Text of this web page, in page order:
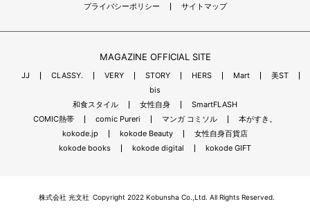
プライバシーポリシー
サイトマップ
MAGAZINE OFFICIAL SITE
JJ CLASSY. VERY STORY HERS Mart
美ST
bis
和食スタイル
女性自身
SmartFLASH
COMIC熱帯
comic Pureri マンガ コミソル
本がすき。
kokode.jp
kokode Beauty
女性自身百貨店
kokode books
kokode digital kokode GIFT
株式会社 光文社 Copyright 2022 Kobunsha Co.,Ltd. All Rights Reserved.